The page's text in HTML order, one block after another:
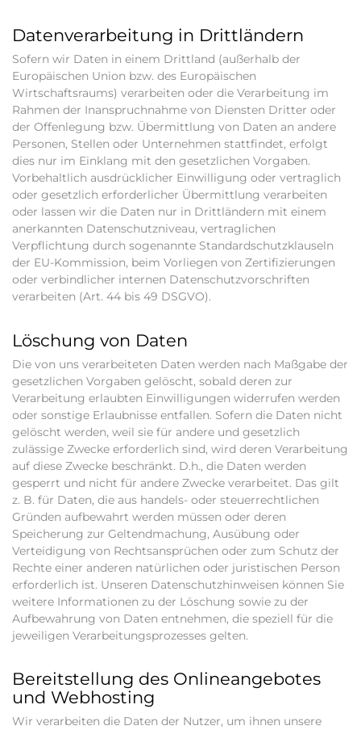
Datenverarbeitung in Drittländern
Sofern wir Daten in einem Drittland (außerhalb der
Europäischen Union bzw. des Europäischen
Wirtschaftsraums) verarbeiten oder die Verarbeitung im
Rahmen der Inanspruchnahme von Diensten Dritter oder
der Offenlegung bzw. Übermittlung von Daten an andere
Personen, Stellen oder Unternehmen stattfindet, erfolgt
dies nur im Einklang mit den gesetzlichen Vorgaben.
Vorbehaltlich ausdrücklicher Einwilligung oder vertraglich
oder gesetzlich erforderlicher Übermittlung verarbeiten
oder lassen wir die Daten nur in Drittländern mit einem
anerkannten Datenschutzniveau, vertraglichen
Verpflichtung durch sogenannte Standardschutzklauseln
der EU-Kommission, beim Vorliegen von Zertifizierungen
oder verbindlicher internen Datenschutzvorschriften
verarbeiten (Art. 44 bis 49 DSGVO).
Löschung von Daten
Die von uns verarbeiteten Daten werden nach Maßgabe der
gesetzlichen Vorgaben gelöscht, sobald deren zur
Verarbeitung erlaubten Einwilligungen widerrufen werden
oder sonstige Erlaubnisse entfallen. Sofern die Daten nicht
gelöscht werden, weil sie für andere und gesetzlich
zulässige Zwecke erforderlich sind, wird deren Verarbeitung
auf diese Zwecke beschränkt. D.h., die Daten werden
gesperrt und nicht für andere Zwecke verarbeitet. Das gilt
z. B. für Daten, die aus handels- oder steuerrechtlichen
Gründen aufbewahrt werden müssen oder deren
Speicherung zur Geltendmachung, Ausübung oder
Verteidigung von Rechtsansprüchen oder zum Schutz der
Rechte einer anderen natürlichen oder juristischen Person
erforderlich ist. Unseren Datenschutzhinweisen können Sie
weitere Informationen zu der Löschung sowie zu der
Aufbewahrung von Daten entnehmen, die speziell für die
jeweiligen Verarbeitungsprozesses gelten.
Bereitstellung des Onlineangebotes
und Webhosting
Wir verarbeiten die Daten der Nutzer, um ihnen unsere